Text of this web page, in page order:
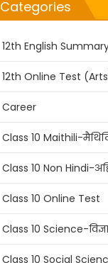
Categories
12th English
12th Online Test
Career
Class 10 Maithili-
Class 10 Non Hindi-
Class 10 Online Test
Class 10 Science-
Class 10 Social